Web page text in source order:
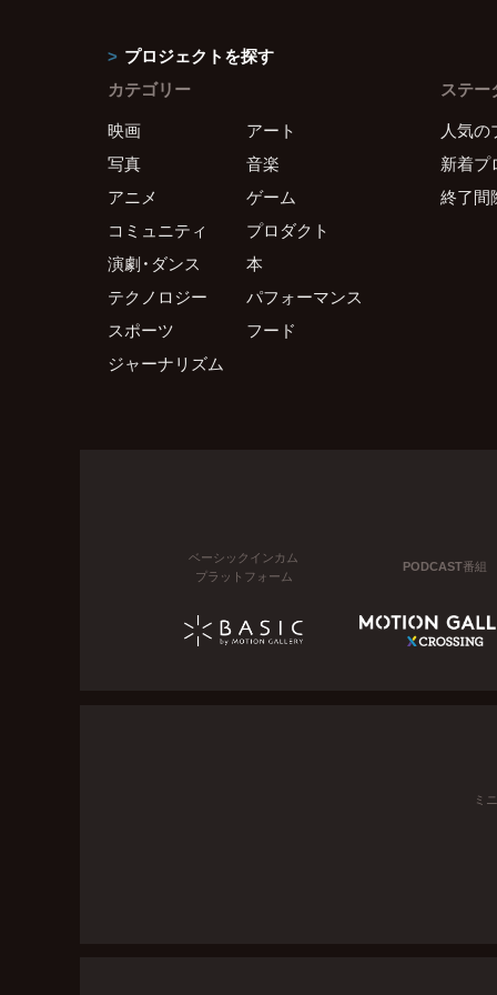
プロジェクトを探す
カテゴリー
映画
アート
写真
音楽
アニメ
ゲーム
コミュニティ
プロダクト
演劇・ダンス
本
テクノロジー
パフォーマンス
スポーツ
フード
ジャーナリズム
ステー
人気の
新着プ
終了間
ベーシックインカム
プラットフォーム
PODCAST番組
ミ